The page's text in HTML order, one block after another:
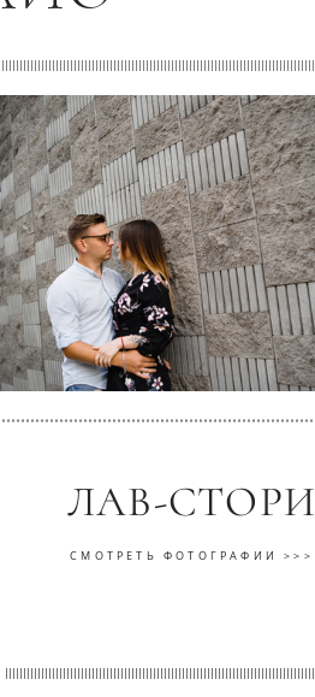
ЛАВ-СТОРИ
СМОТРЕТЬ ФОТОГРАФИИ >>>